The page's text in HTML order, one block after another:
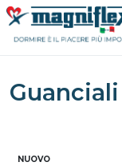
Guanciali
NUOVO